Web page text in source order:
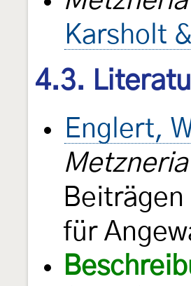
Karsholt
4.3.
Englert,
Metzneria
für